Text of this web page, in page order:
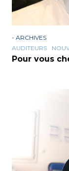
- ARCHIVES
AUDITEURS
Pour vous